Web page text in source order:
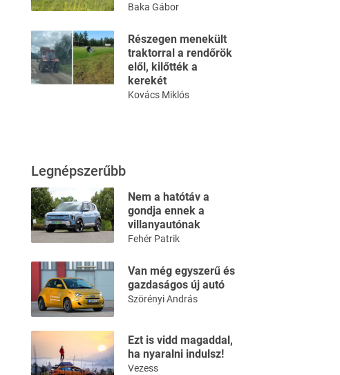
Baka Gábor
Részegen menekült
traktorral a rendőrök
elől, kilőtték a
kerekét
Kovács Miklós
Legnépszerűbb
Nem a hatótáv a
gondja ennek a
villanyautónak
Fehér Patrik
Van még egyszerű és
gazdaságos új autó
Szörényi András
Ezt is vidd magaddal,
ha nyaralni indulsz!
Vezess